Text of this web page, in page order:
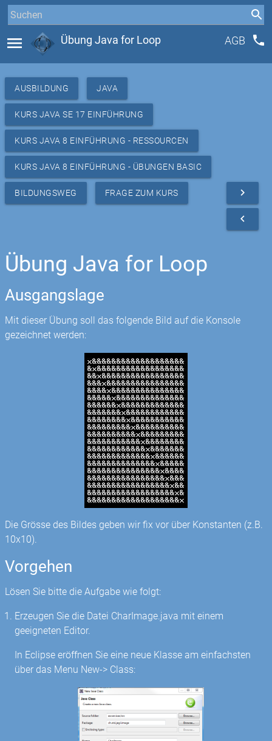
menu Übung Java for Loop AGB phone
AUSBILDUNG JAVA
KURS JAVA SE 17 EINFÜHRUNG
KURS JAVA 8 EINFÜHRUNG - RESSOURCEN
KURS JAVA 8 EINFÜHRUNG - ÜBUNGEN BASIC
BILDUNGSWEG FRAGE ZUM KURS navigate_next
navigate_before
Übung Java for Loop
Ausgangslage
Mit dieser Übung soll das folgende Bild auf die Konsole
gezeichnet werden:
Die Grösse des Bildes geben wir fix vor über Konstanten (z.B.
10x10).
Vorgehen
Lösen Sie bitte die Aufgabe wie folgt:
Erzeugen Sie die Datei CharImage.java mit einem
geeigneten Editor.
In Eclipse eröffnen Sie eine neue Klasse am einfachsten
über das Menu New-> Class: